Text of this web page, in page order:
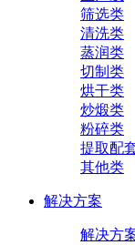
筛选类
清洗类
蒸润类
切制类
烘干类
炒煅类
粉碎类
提取配
其他类
解决方案
解决方